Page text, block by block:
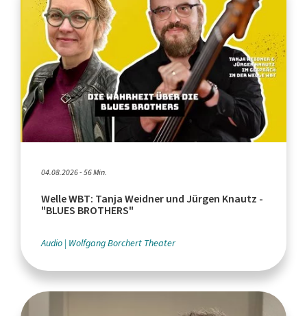
04.08.2026 - 56 Min.
Welle WBT: Tanja Weidner und Jürgen Knautz -
"BLUES BROTHERS"
Audio Wolfgang Borchert Theater